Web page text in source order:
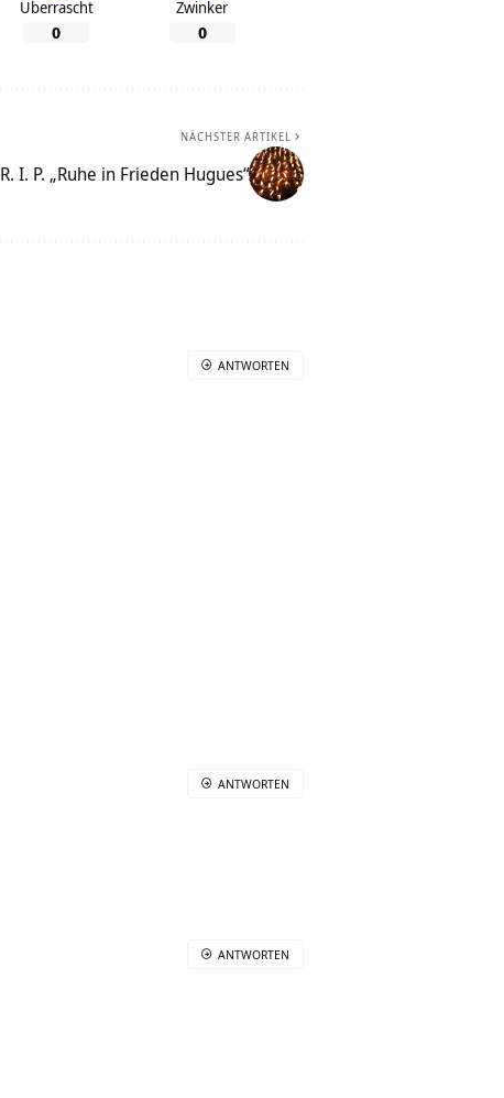
Überrascht
0
Zwinker
0
NÄCHSTER ARTIKEL
R. I. P. „Ruhe in Frieden Hugues“
ANTWORTEN
ANTWORTEN
ANTWORTEN